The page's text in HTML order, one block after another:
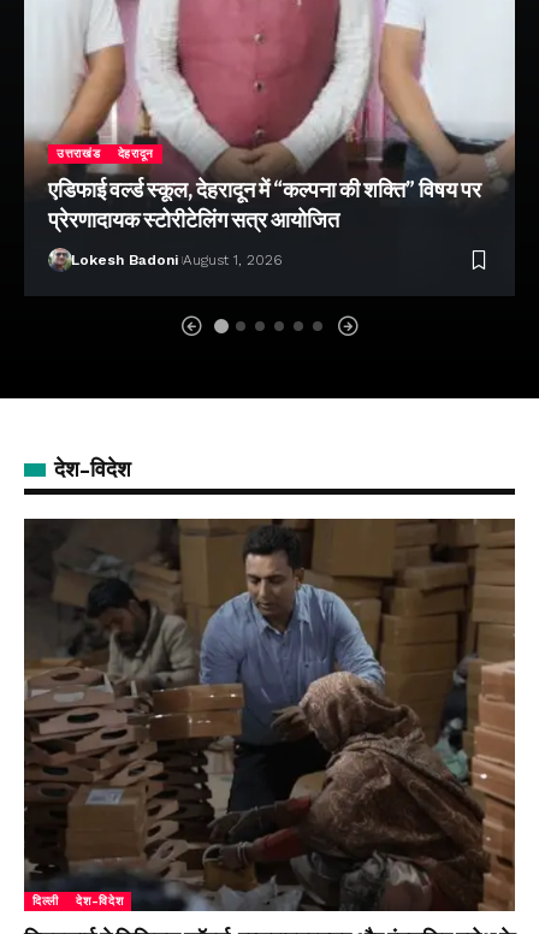
उत्तराखंड देहरादून
एडिफाई वर्ल्ड स्कूल, देहरादून में “कल्पना की शक्ति” विषय पर
प्रेरणादायक स्टोरीटेलिंग सत्र आयोजित
Lokesh Badoni August 1, 2026
देश-विदेश
दिल्ली देश-विदेश